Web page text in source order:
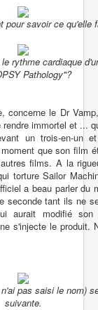
pour savoir ce qu'elle
rythme cardiaque
Pathology"?
concerne le Dr
immortel et ...
un trois-en-un
que son film
films. A la
torture Sailor
a beau parler du
seconde tant ils ne
aurait modifié son
s'injecte le produit.
pas saisi le nom)
suivante.